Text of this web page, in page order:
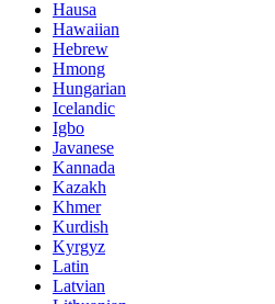
Hausa
Hawaiian
Hebrew
Hmong
Hungarian
Icelandic
Igbo
Javanese
Kannada
Kazakh
Khmer
Kurdish
Kyrgyz
Latin
Latvian